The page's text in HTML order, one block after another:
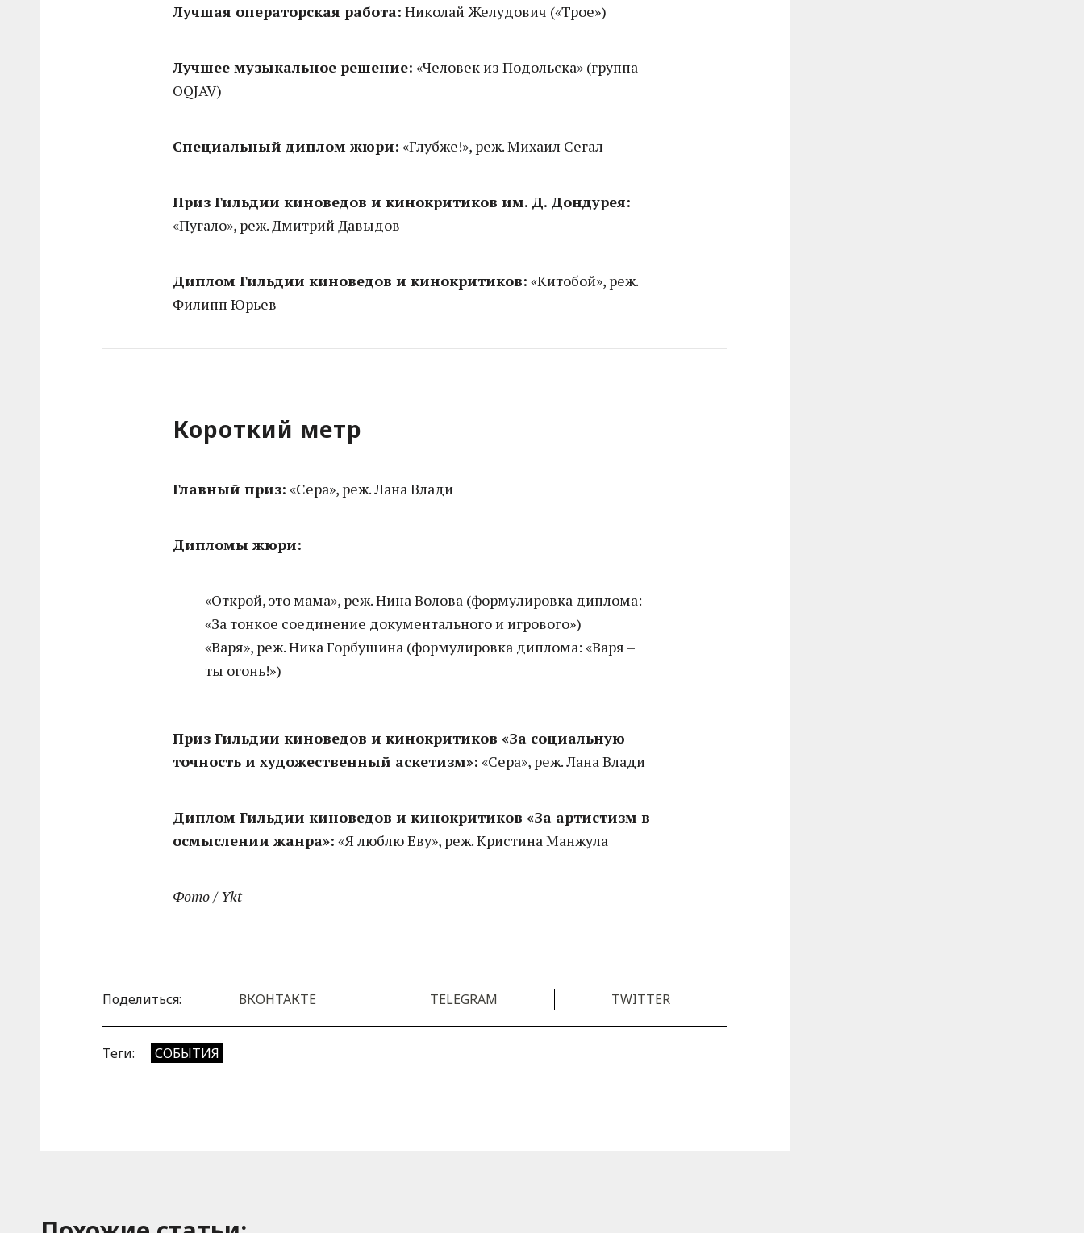
Лучшая операторская работа: Николай Желудович («Трое»)
Лучшее музыкальное решение: «Человек из Подольска» (группа
OQJAV)
Специальный диплом жюри: «Глубже!», реж. Михаил Сегал
Приз Гильдии киноведов и кинокритиков им. Д. Дондурея:
«Пугало», реж. Дмитрий Давыдов
Диплом Гильдии киноведов и кинокритиков: «Китобой», реж.
Филипп Юрьев
Короткий метр
Главный приз: «Сера», реж. Лана Влади
Дипломы жюри:
«Открой, это мама», реж. Нина Волова (формулировка диплома:
«За тонкое соединение документального и игрового»)
«Варя», реж. Ника Горбушина (формулировка диплома: «Варя –
ты огонь!»)
Приз Гильдии киноведов и кинокритиков «За социальную
точность и художественный аскетизм»: «Сера», реж. Лана Влади
Диплом Гильдии киноведов и кинокритиков «За артистизм в
осмыслении жанра»: «Я люблю Еву», реж. Кристина Манжула
Фото / Ykt
Поделиться: ВКОНТАКТЕ TELEGRAM TWITTER
Теги: СОБЫТИЯ